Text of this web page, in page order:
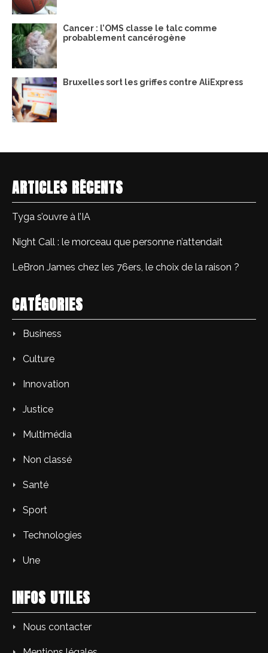
Cancer : l’OMS classe le talc comme
probablement cancérogène
Bruxelles sort les griffes contre AliExpress
ARTICLES RÉCENTS
Tyga s’ouvre à l’IA
Night Call : le morceau que personne n’attendait
LeBron James chez les 76ers, le choix de la raison ?
CATÉGORIES
Business
Culture
Innovation
Justice
Multimédia
Non classé
Santé
Sport
Technologies
Une
INFOS UTILES
Nous contacter